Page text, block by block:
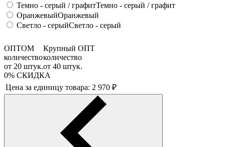
Темно - серый / графитТемно - серый / графит
ОранжевыйОранжевый
Светло - серыйСветло - серый
ОПТОМ
количество
от 20 штук.
Крупный ОПТ
количество
от 40 штук.
0% СКИДКА
Цена за единицу товара: 2 970 ₽